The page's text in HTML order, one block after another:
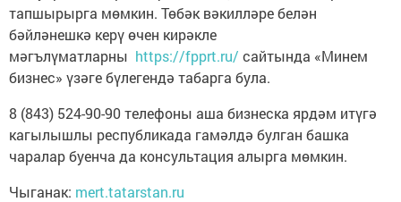
тапшырырга мөмкин. Төбәк вәкилләре белән
бәйләнешкә керү өчен кирәкле
мәгълүматларны https://fpprt.ru/ сайтында «Минем
бизнес» үзәге бүлегендә табарга була.
8 (843) 524-90-90 телефоны аша бизнеска ярдәм итүгә
кагылышлы республикада гамәлдә булган башка
чаралар буенча да консультация алырга мөмкин.
Чыганак: mert.tatarstan.ru